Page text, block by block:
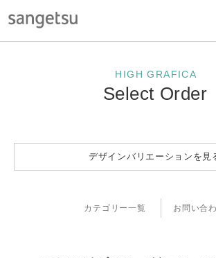
HIGH GRAFICA
Select Order
デザインバリエーションを見
カテゴリー一覧 お問い合